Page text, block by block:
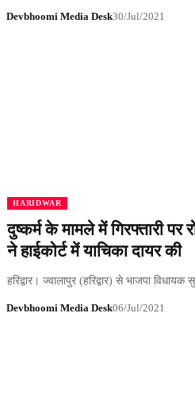
Devbhoomi Media Desk30/Jul/2021
HARIDWAR
दुष्कर्म के मामले में गिरफ्तारी पर
ने हाईकोर्ट में याचिका दायर की
हरिद्वार। ज्वालापुर (हरिद्वार) से भाजपा
Devbhoomi Media Desk06/Jul/2021